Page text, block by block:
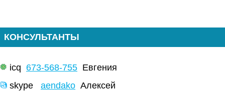
КОНСУЛЬТАНТЫ
icq 673-568-755 Евгения
skype aendako Алексей